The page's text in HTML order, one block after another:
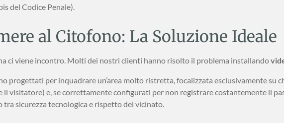
del Codice Penale).
al Citofono: La Soluzione Ideale
ci viene incontro. Molti dei nostri clienti hanno risolto il problema installando
progettati per inquadrare un’area molto ristretta, focalizzata esclusivamente su
visitatore) e, se correttamente configurati per non registrare costantemente il
tra sicurezza tecnologica e rispetto del vicinato.